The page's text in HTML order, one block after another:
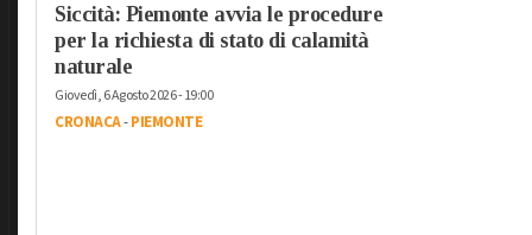
Siccità: Piemonte avvia le procedure
per la richiesta di stato di calamità
naturale
Giovedì, 6 Agosto 2026 - 19:00
CRONACA-PIEMONTE